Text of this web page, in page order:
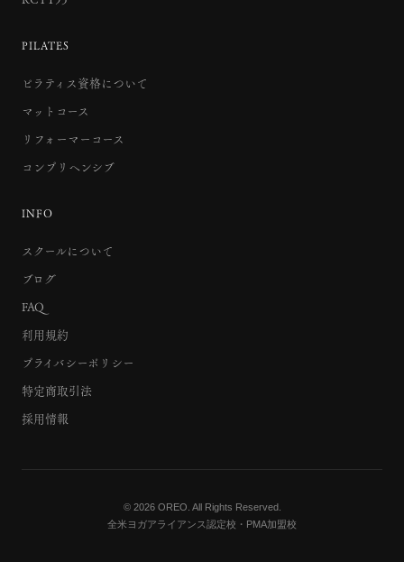
PILATES
ピラティス資格について
マットコース
リフォーマーコース
コンプリヘンシブ
INFO
スクールについて
ブログ
FAQ
利用規約
プライバシーポリシー
特定商取引法
採用情報
© 2026 OREO. All Rights Reserved.
全米ヨガアライアンス認定校・PMA加盟校